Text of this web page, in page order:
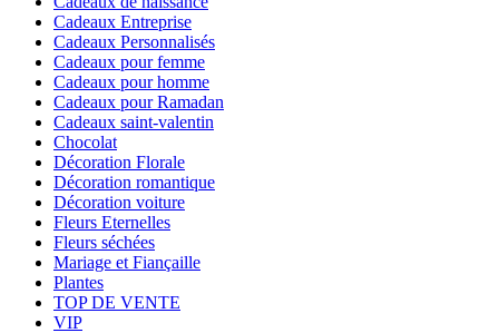
Cadeaux Entreprise
Cadeaux Personnalisés
Cadeaux pour femme
Cadeaux pour homme
Cadeaux pour Ramadan
Cadeaux saint-valentin
Chocolat
Décoration Florale
Décoration romantique
Décoration voiture
Fleurs Eternelles
Fleurs séchées
Mariage et Fiançaille
Plantes
TOP DE VENTE
VIP